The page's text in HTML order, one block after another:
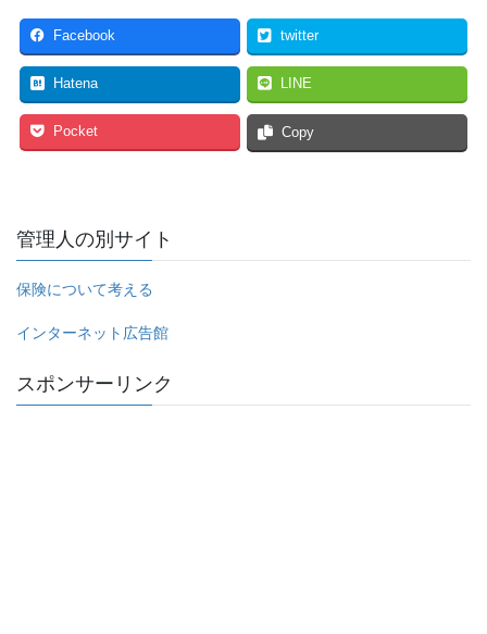
Facebook twitter
Hatena LINE
Pocket Copy
管理人の別サイト
保険について考える
インターネット広告館
スポンサーリンク